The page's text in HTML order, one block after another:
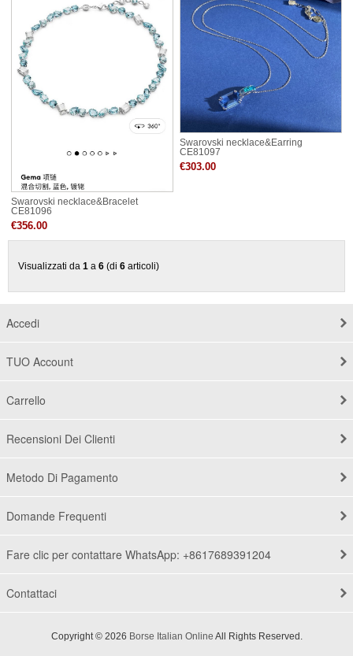
Swarovski necklace&Bracelet
CE81096
€356.00
Swarovski necklace&Earring
CE81097
€303.00
Visualizzati da 1 a 6 (di 6 articoli)
Accedi
TUO Account
Carrello
Recensioni Dei Clienti
Metodo Di Pagamento
Domande Frequenti
Fare clic per contattare WhatsApp: +8617689391204
Contattaci
Copyright © 2026 Borse Italian Online All Rights Reserved.